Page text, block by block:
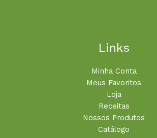
Links
Minha Conta
Meus Favoritos
Loja
Receitas
Nossos Produtos
Catálogo